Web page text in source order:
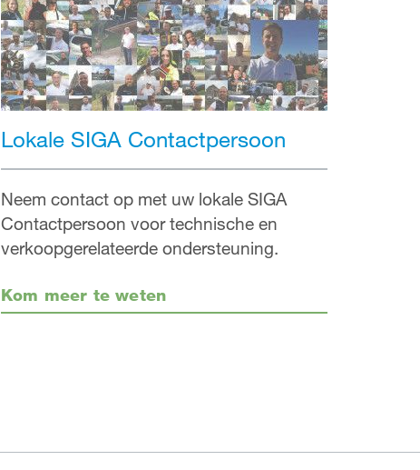
Lokale SIGA Contactpersoon
Neem contact op met uw lokale SIGA
Contactpersoon voor technische en
verkoopgerelateerde ondersteuning.
Kom meer te weten